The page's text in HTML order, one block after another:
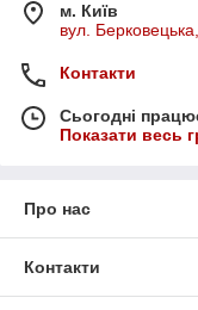
м. Київ
вул.
Контакти
Сьогодні
Показати весь
Про нас
Контакти